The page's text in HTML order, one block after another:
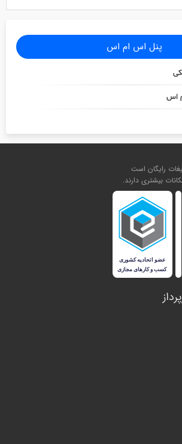
پنل اس ام اس
اس
رایگان است
بیشتری دارند.